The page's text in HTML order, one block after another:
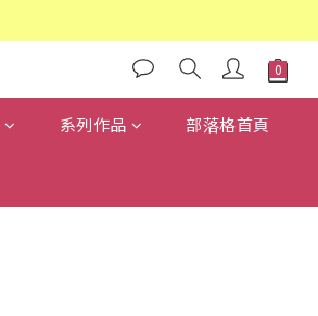
系列作品 部落格首頁